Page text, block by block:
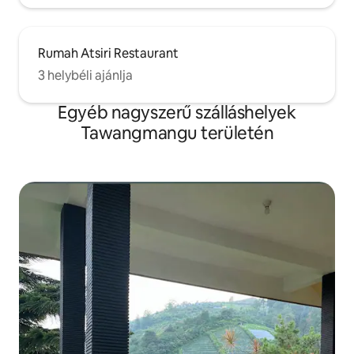
Rumah Atsiri Restaurant
3 helybéli ajánlja
Egyéb nagyszerű szálláshelyek
Tawangmangu területén